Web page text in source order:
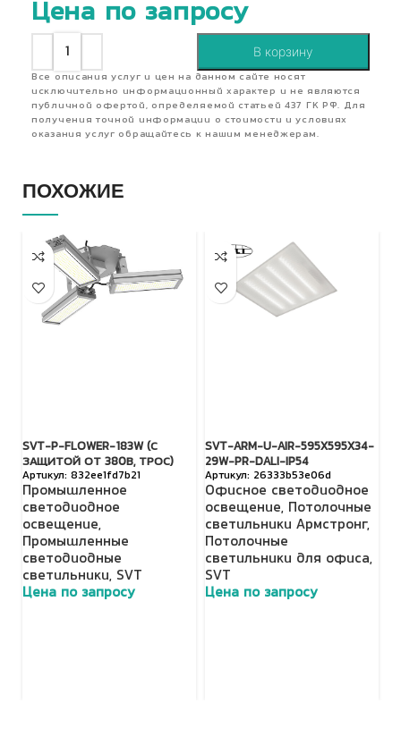
Цена по запросу
В корзину
Все описания услуг и цен на данном сайте носят
исключительно информационный характер и не являются
публичной офертой, определяемой статьей 437 ГК РФ. Для
получения точной информации о стоимости и условиях
оказания услуг обращайтесь к нашим менеджерам.
ПОХОЖИЕ
SVT-P-FLOWER-183W (С
ЗАЩИТОЙ ОТ 380В, ТРОС)
832ee1fd7b21
Промышленное
светодиодное
освещение,
Промышленные
светодиодные
светильники, SVT
Цена по запросу
SVT-ARM-U-AIR-595X595X34-
29W-PR-DALI-IP54
26333b53e06d
Офисное светодиодное
освещение, Потолочные
светильники Армстронг,
Потолочные
светильники для офиса,
SVT
Цена по запросу